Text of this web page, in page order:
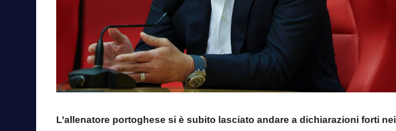
L’allenatore portoghese si è subito lasciato andare a dichiarazioni forti nei